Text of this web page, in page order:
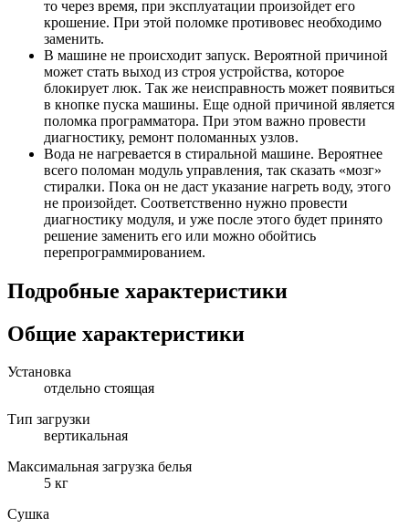
то через время, при эксплуатации произойдет его
крошение. При этой поломке противовес необходимо
заменить.
В машине не происходит запуск. Вероятной причиной
может стать выход из строя устройства, которое
блокирует люк. Так же неисправность может появиться
в кнопке пуска машины. Еще одной причиной является
поломка программатора. При этом важно провести
диагностику, ремонт поломанных узлов.
Вода не нагревается в стиральной машине. Вероятнее
всего поломан модуль управления, так сказать «мозг»
стиралки. Пока он не даст указание нагреть воду, этого
не произойдет. Соответственно нужно провести
диагностику модуля, и уже после этого будет принято
решение заменить его или можно обойтись
перепрограммированием.
Подробные характеристики
Общие характеристики
Установка
отдельно стоящая
Тип загрузки
вертикальная
Максимальная загрузка белья
5 кг
Сушка